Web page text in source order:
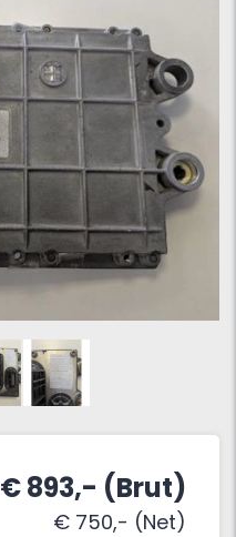
€ 893,- (Brut)
€ 750,- (Net)